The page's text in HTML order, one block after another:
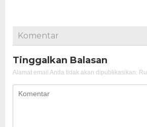
Komentar
Tinggalkan Balasan
Alamat email Anda tidak akan dipublikasikan.